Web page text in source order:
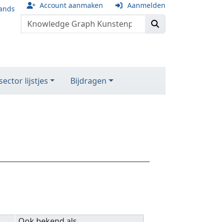
Account aanmaken Aanmelden
lijstjes Bijdragen